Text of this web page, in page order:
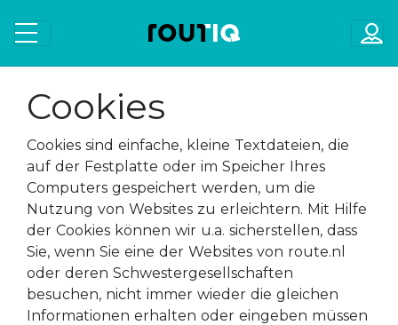
Cookies
Cookies sind einfache, kleine Textdateien, die
auf der Festplatte oder im Speicher Ihres
Computers gespeichert werden, um die
Nutzung von Websites zu erleichtern. Mit Hilfe
der Cookies können wir u.a. sicherstellen, dass
Sie, wenn Sie eine der Websites von route.nl
oder deren Schwestergesellschaften
besuchen, nicht immer wieder die gleichen
Informationen erhalten oder eingeben müssen